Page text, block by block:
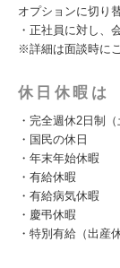
オプションに切り
・正社員に対し、
※詳細は面談時に
休日休暇は
・完全週休2日制（
・国民の休日
・年末年始休暇
・有給休暇
・有給病気休暇
・慶弔休暇
・特別有給（出産